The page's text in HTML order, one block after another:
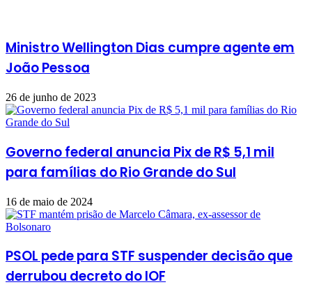
Ministro Wellington Dias cumpre agente em
João Pessoa
26 de junho de 2023
Governo federal anuncia Pix de R$ 5,1 mil
para famílias do Rio Grande do Sul
16 de maio de 2024
PSOL pede para STF suspender decisão que
derrubou decreto do IOF